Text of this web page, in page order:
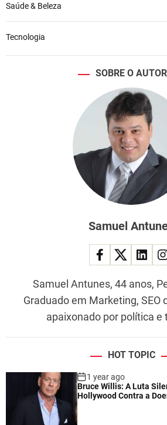
Saúde & Beleza
Tecnologia
SOBRE O AUTOR
Samuel
Samuel Antunes, 44 anos,
Graduado em Marketing, SEO
apaixonado por política e
HOT TOPIC
1 year ago
Bruce Willis: A Luta
Hollywood Contra a